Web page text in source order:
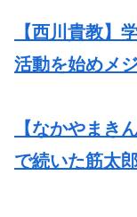
【西川貴教】
活動を始めメ
【なかやまき
で続いた筋太